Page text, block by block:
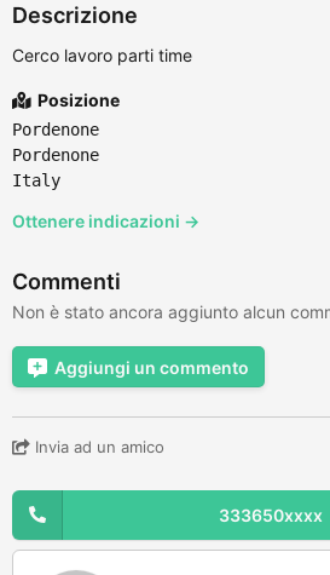
Descrizione
Cerco lavoro parti time
Posizione
Pordenone
Pordenone
Italy
Ottenere indicazioni →
Commenti
Non è stato ancora aggiunto alcun
Aggiungi un commento
Invia ad un amico
333650xxxx